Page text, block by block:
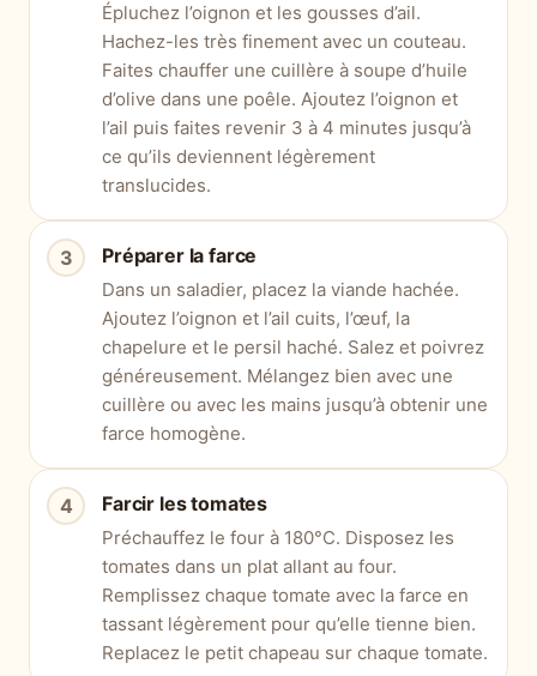
Épluchez l’oignon et les gousses d’ail.
Hachez-les très finement avec un couteau.
Faites chauffer une cuillère à soupe d’huile
d’olive dans une poêle. Ajoutez l’oignon et
l’ail puis faites revenir 3 à 4 minutes jusqu’à
ce qu’ils deviennent légèrement
translucides.
Préparer la farce
Dans un saladier, placez la viande hachée.
Ajoutez l’oignon et l’ail cuits, l’œuf, la
chapelure et le persil haché. Salez et poivrez
généreusement. Mélangez bien avec une
cuillère ou avec les mains jusqu’à obtenir une
farce homogène.
Farcir les tomates
Préchauffez le four à 180°C. Disposez les
tomates dans un plat allant au four.
Remplissez chaque tomate avec la farce en
tassant légèrement pour qu’elle tienne bien.
Replacez le petit chapeau sur chaque tomate.